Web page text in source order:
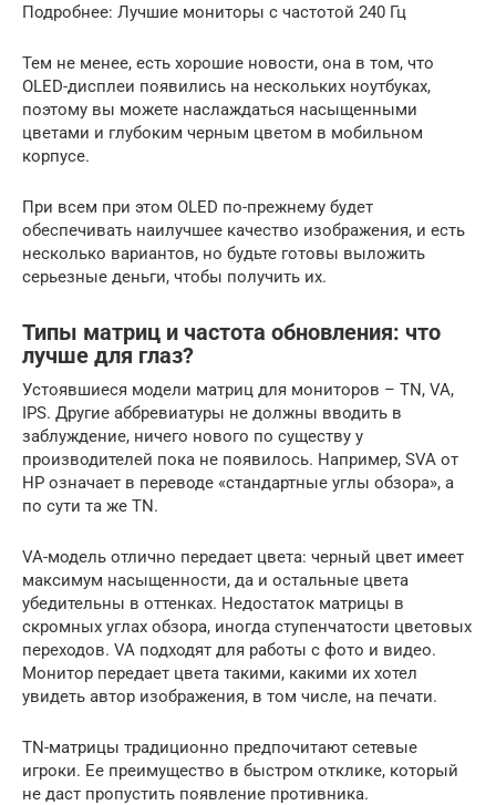
Подробнее: Лучшие мониторы с частотой 240 Гц
Тем не менее, есть хорошие новости, она в том, что
OLED-дисплеи появились на нескольких ноутбуках,
поэтому вы можете наслаждаться насыщенными
цветами и глубоким черным цветом в мобильном
корпусе.
При всем при этом OLED по-прежнему будет
обеспечивать наилучшее качество изображения, и есть
несколько вариантов, но будьте готовы выложить
серьезные деньги, чтобы получить их.
Типы матриц и частота обновления: что
лучше для глаз?
Устоявшиеся модели матриц для мониторов – TN, VA,
IPS. Другие аббревиатуры не должны вводить в
заблуждение, ничего нового по существу у
производителей пока не появилось. Например, SVA от
HP означает в переводе «стандартные углы обзора», а
по сути та же TN.
VA-модель отлично передает цвета: черный цвет имеет
максимум насыщенности, да и остальные цвета
убедительны в оттенках. Недостаток матрицы в
скромных углах обзора, иногда ступенчатости цветовых
переходов. VA подходят для работы с фото и видео.
Монитор передает цвета такими, какими их хотел
увидеть автор изображения, в том числе, на печати.
TN-матрицы традиционно предпочитают сетевые
игроки. Ее преимущество в быстром отклике, который
не даст пропустить появление противника.